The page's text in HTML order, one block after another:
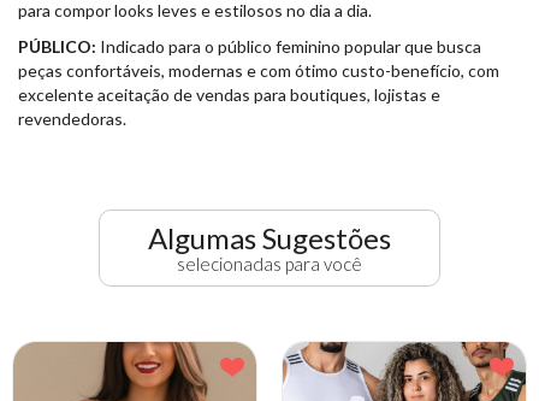
para compor looks leves e estilosos no dia a dia.
PÚBLICO: Indicado para o público feminino popular que busca
peças confortáveis, modernas e com ótimo custo-benefício, com
excelente aceitação de vendas para boutiques, lojistas e
revendedoras.
Algumas Sugestões
selecionadas para você